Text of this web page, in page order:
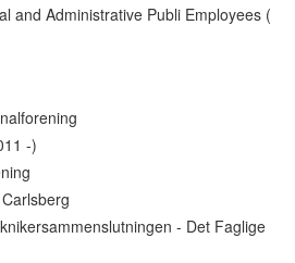
and Administrative Publi Employees (
-)
- Det Faglige